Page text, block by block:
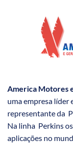
America Motores
uma empresa líder
representante da
Na linha Perkins
aplicações no